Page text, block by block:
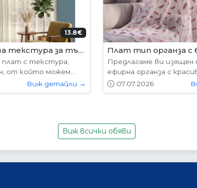
204.52€ (400лв.)
в следните
77х204см...
Виж детайли →
VP-01 Hepo
Вратите се предлагат
размери: 87х204см.
01.05.2026
Виж всички обяви